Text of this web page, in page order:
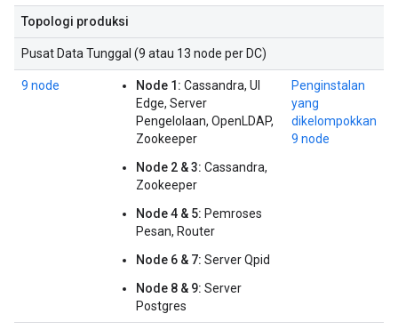
Topologi produksi
Pusat Data Tunggal (9 atau 13 node per DC)
9 node Node 1: Cassandra, UI
Edge, Server
Pengelolaan, OpenLDAP,
Zookeeper
Node 2 & 3: Cassandra,
Zookeeper
Node 4 & 5: Pemroses
Pesan, Router
Node 6 & 7: Server Qpid
Node 8 & 9: Server
Postgres
Penginstalan
yang
dikelompokkan
9 node